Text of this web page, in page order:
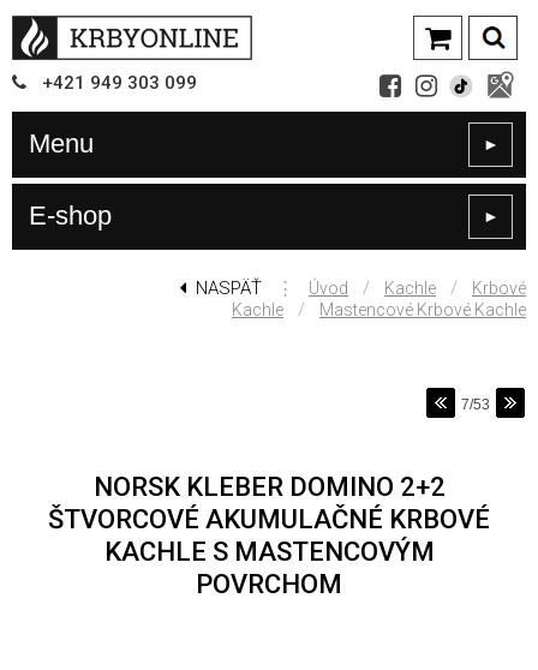
+421 949 303 099
Menu ►
E-shop ►
NASPÄŤ ⋮ Úvod / Kachle /
Krbové
Kachle
/ Mastencové Krbové Kachle
7/53
NORSK KLEBER DOMINO 2+2
ŠTVORCOVÉ AKUMULAČNÉ KRBOVÉ
KACHLE S MASTENCOVÝM
POVRCHOM